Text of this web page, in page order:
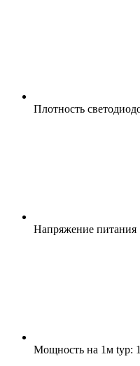
Плотность
Напряжение питания
Мощность на 1м typ: